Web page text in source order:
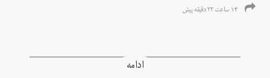
۱۴ ساعت ۲۳ دقیقه پیش
ادامه